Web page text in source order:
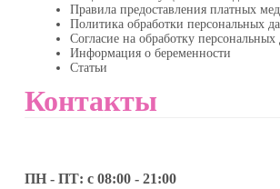
Правила предоставления платных
Политика обработки персональных
Согласие на обработку
Информация о беременности
Статьи
Контакты
ПН - ПТ: с 08:00 - 21:00